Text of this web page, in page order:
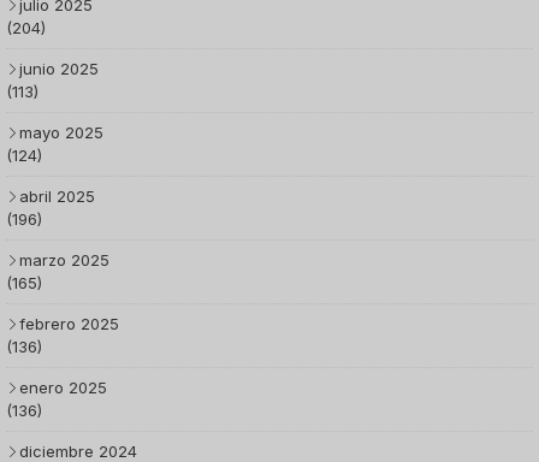
julio 2025
(204)
junio 2025
(113)
mayo 2025
(124)
abril 2025
(196)
marzo 2025
(165)
febrero 2025
(136)
enero 2025
(136)
diciembre 2024